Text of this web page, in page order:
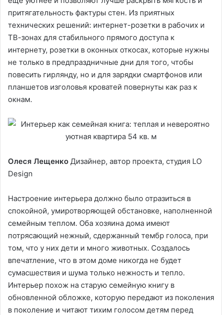
притягательность фактуры стен. Из приятных
технических решений: интернет-розетки в рабочих и
ТВ-зонах для стабильного прямого доступа к
интернету, розетки в оконных откосах, которые нужны
не только в предпраздничные дни для того, чтобы
повесить гирлянду, но и для зарядки смартфонов или
планшетов изголовья кроватей повернуты как раз к
окнам.
Олеся Лещенко Дизайнер, автор проекта, студия LO
Design
Настроение интерьера должно было отразиться в
спокойной, умиротворяющей обстановке, наполненной
семейным теплом. Оба хозяина дома имеют
потрясающий нежный, сдержанный тембр голоса, при
том, что у них дети и много животных. Создалось
впечатление, что в этом доме никогда не будет
сумасшествия и шума только нежность и тепло.
Интерьер похож на старую семейную книгу в
обновленной обложке, которую передают из поколения
в поколение и читают тихим голосом детям перед